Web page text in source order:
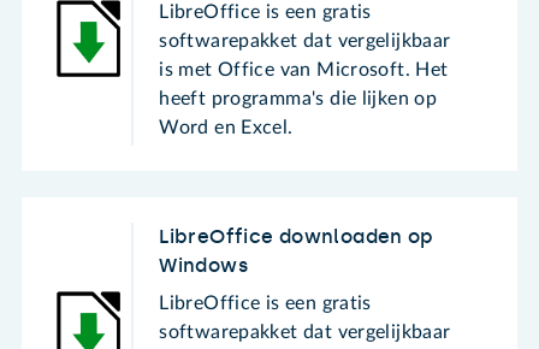
LibreOffice is een gratis
softwarepakket dat vergelijkbaar
is met Office van Microsoft. Het
heeft programma's die lijken op
Word en Excel.
LibreOffice downloaden op
Windows
LibreOffice is een gratis
softwarepakket dat vergelijkbaar